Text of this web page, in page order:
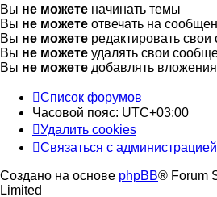
Вы не можете начинать темы
Вы не можете отвечать на
Вы не можете редактировать
Вы не можете удалять свои
Вы не можете добавлять вложения
Список форумов
Часовой пояс: UTC+03:00
Удалить cookies
Связаться с администрацией
Создано на основе phpBB® Forum
Limited